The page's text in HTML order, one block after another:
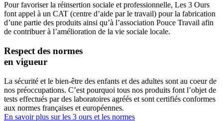
Pour favoriser la réinsertion sociale et professionnelle, Les 3 Ours
font appel à un CAT (centre d’aide par le travail) pour la fabrication
d’une partie des produits ainsi qu’à l’association Pouce Travail afin
de contribuer à l’amélioration de la vie sociale locale.
Respect des normes
en vigueur
La sécurité et le bien-être des enfants et des adultes sont au coeur de
nos préoccupations. C’est pourquoi tous nos produits font l’objet de
tests effectués par des laboratoires agréés et sont certifiés conformes
aux normes françaises et européennes.
En savoir plus sur les 3 ours et les normes